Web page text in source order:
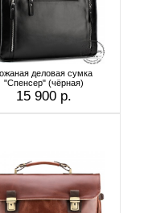
деловая сумка
"Спенсер" (чёрная)
15 900 р.